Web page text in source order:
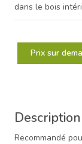
dans le bois
Prix sur
Recommandé